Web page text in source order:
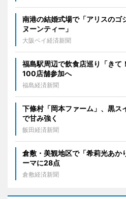
南港の結婚式場で「アリスのゴ
ヌーンティー」
大阪ベイ経済新聞
福島駅周辺で飲食店巡り「き
100店舗参加へ
福島経済新聞
下條村「岡本ファーム」、黒
で甘み強く
飯田経済新聞
倉敷・美観地区で「希莉光あ
ーマに28点
倉敷経済新聞